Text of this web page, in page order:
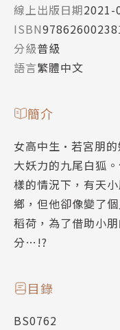
線上出版日期2021-
ISBN
分級普級
語言繁體中文
簡介
女高中生•若宮朋
大妖力的九尾白狐
樣的情況下，有天
鄉，但他卻像變了
稻荷，為了借助小
分…!?
目錄
BS0762